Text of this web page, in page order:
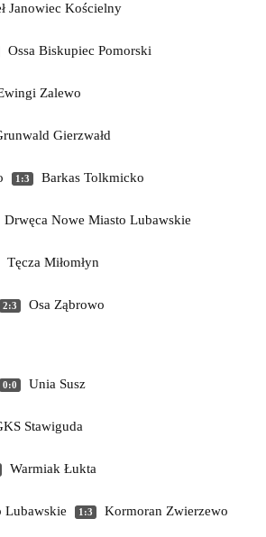
Janowiec Kościelny
Ossa Biskupiec Pomorski
Zalewo
Gierzwałd
1:3 Barkas Tolkmicko
Drwęca Nowe Miasto Lubawskie
Tęcza Miłomłyn
2:3 Osa Ząbrowo
0:0 Unia Susz
Stawiguda
Warmiak Łukta
Lubawskie 1:3 Kormoran Zwierzewo